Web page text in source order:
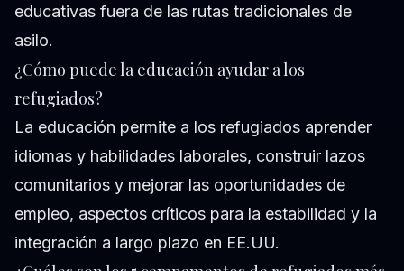
educativas fuera de las rutas tradicionales de
asilo.
¿Cómo puede la educación ayudar a los
refugiados?
La educación permite a los refugiados aprender
idiomas y habilidades laborales, construir lazos
comunitarios y mejorar las oportunidades de
empleo, aspectos críticos para la estabilidad y la
integración a largo plazo en EE.UU.